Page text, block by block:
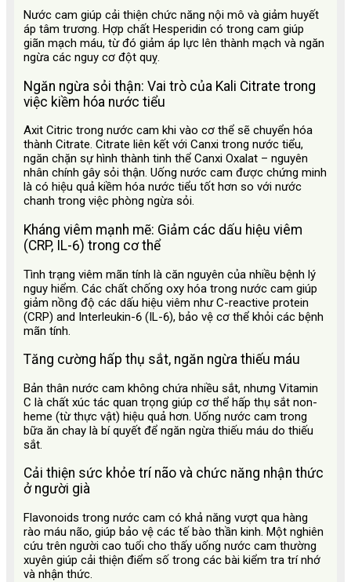
Nước cam giúp cải thiện chức năng nội mô và giảm huyết
áp tâm trương. Hợp chất Hesperidin có trong cam giúp
giãn mạch máu, từ đó giảm áp lực lên thành mạch và ngăn
ngừa các nguy cơ đột quỵ.
Ngăn ngừa sỏi thận: Vai trò của Kali Citrate trong
việc kiềm hóa nước tiểu
Axit Citric trong nước cam khi vào cơ thể sẽ chuyển hóa
thành Citrate. Citrate liên kết với Canxi trong nước tiểu,
ngăn chặn sự hình thành tinh thể Canxi Oxalat – nguyên
nhân chính gây sỏi thận. Uống nước cam được chứng minh
là có hiệu quả kiềm hóa nước tiểu tốt hơn so với nước
chanh trong việc phòng ngừa sỏi.
Kháng viêm mạnh mẽ: Giảm các dấu hiệu viêm
(CRP, IL-6) trong cơ thể
Tình trạng viêm mãn tính là căn nguyên của nhiều bệnh lý
nguy hiểm. Các chất chống oxy hóa trong nước cam giúp
giảm nồng độ các dấu hiệu viêm như C-reactive protein
(CRP) and Interleukin-6 (IL-6), bảo vệ cơ thể khỏi các bệnh
mãn tính.
Tăng cường hấp thụ sắt, ngăn ngừa thiếu máu
Bản thân nước cam không chứa nhiều sắt, nhưng Vitamin
C là chất xúc tác quan trọng giúp cơ thể hấp thụ sắt non-
heme (từ thực vật) hiệu quả hơn. Uống nước cam trong
bữa ăn chay là bí quyết để ngăn ngừa thiếu máu do thiếu
sắt.
Cải thiện sức khỏe trí não và chức năng nhận thức
ở người già
Flavonoids trong nước cam có khả năng vượt qua hàng
rào máu não, giúp bảo vệ các tế bào thần kinh. Một nghiên
cứu trên người cao tuổi cho thấy uống nước cam thường
xuyên giúp cải thiện điểm số trong các bài kiểm tra trí nhớ
và nhận thức.